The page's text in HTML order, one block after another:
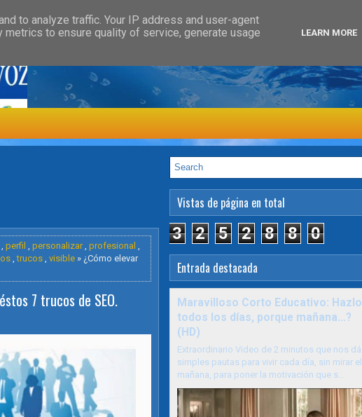
HEALTH »
, perfil , personalizar, profesional ,
,trucos , visible » ¿Cómo elevar
7 trucos de SEO.
Vistas de página en total
3 2 5 2 8 8 0
Entrada destacada
Maravilloso Corto Educativo: Hazlo
todos los días, porque mañana...?
(HD)
Extraordinario Video de 2 minutos que nos dá
simples pautas para vivir cada día, sin mirar el
mañana, para poner la motivación que s...
to analyze traffic. Your IP address and user-agent
to ensure quality of service, generate usage
LEARN MORE